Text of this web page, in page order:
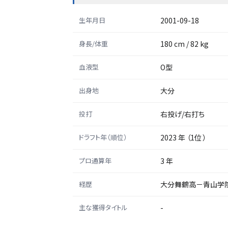
生年月日 2001-09-18
身長/体重 180 cm / 82 kg
血液型 O型
出身地 大分
投打 右投げ/右打ち
ドラフト年（順位） 2023 年 （1位 ）
プロ通算年 3 年
経歴 大分舞鶴高－青山学
主な獲得タイトル -